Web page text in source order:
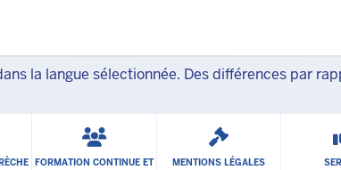
la langue sélectionnée. Des différences par
FORMATION CONTINUE ET
MENTIONS LÉGALES